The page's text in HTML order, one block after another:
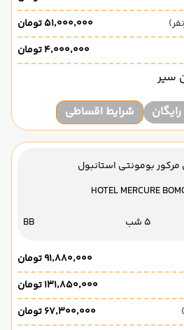
۵۱٬۰۰۰٬۰۰۰ تومان
۴٬۰۰۰٬۰۰۰ تومان
سیر
شرایط اقساطی
بومونتی استانبول
HOTEL MERCURE
5 شب BB
۹۱٬۸۸۰٬۰۰۰ تومان
۱۳۱٬۸۵۰٬۰۰۰ تومان
۶۷٬۳۰۰٬۰۰۰ تومان